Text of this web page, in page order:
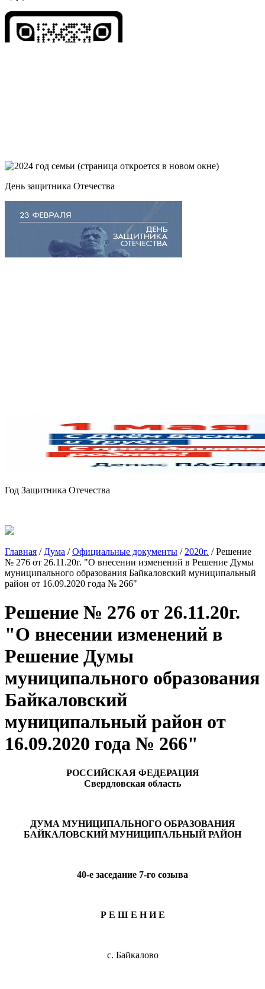
День защитника Отечества
Год Защитника Отечества
Главная / Дума /Официальные документы / 2020г. /Решение
№ 276 от 26.11.20г. "О внесении изменений в Решение Думы
муниципального образования Байкаловский муниципальный
район от 16.09.2020 года № 266"
Решение № 276 от 26.11.20г.
"О внесении изменений в
Решение Думы
муниципального образования
Байкаловский
муниципальный район от
16.09.2020 года № 266"
РОССИЙСКАЯ ФЕДЕРАЦИЯ
Свердловская область
ДУМА МУНИЦИПАЛЬНОГО ОБРАЗОВАНИЯ
БАЙКАЛОВСКИЙ МУНИЦИПАЛЬНЫЙ РАЙОН
40-е заседание 7-го созыва
Р Е Ш Е Н И Е
с. Байкалово